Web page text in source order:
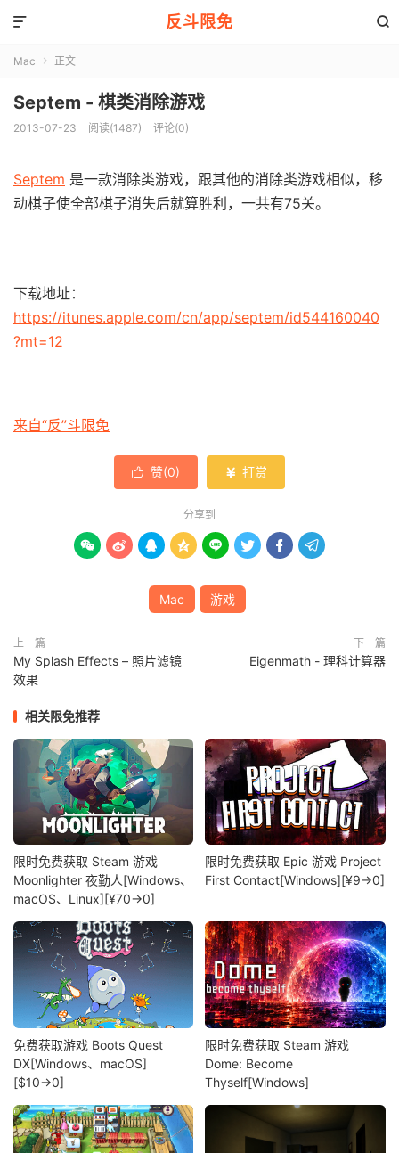
反斗限免 

Mac  正文
Septem - 棋类消除游戏
2013-07-23 阅读(1487) 评论(0)
Septem 是一款消除类游戏，跟其他的消除类游戏相似，移
动棋子使全部棋子消失后就算胜利，一共有75关。
下载地址：
https://itunes.apple.com/cn/app/septem/id544160040
?mt=12
来自“反”斗限免
 赞(0)  打赏
分享到
       
Mac 游戏
上一篇
My Splash Effects – 照片滤镜
效果
下一篇
Eigenmath - 理科计算器
相关限免推荐
限时免费获取 Steam 游戏
Moonlighter 夜勤人[Windows、
macOS、Linux][¥70→0]
限时免费获取 Epic 游戏 Project
First Contact[Windows][¥9→0]
免费获取游戏 Boots Quest
DX[Windows、macOS]
[$10→0]
限时免费获取 Steam 游戏
Dome: Become
Thyself[Windows]